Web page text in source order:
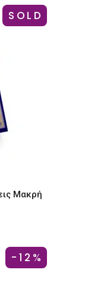
SOLD
Μακρή
-12%